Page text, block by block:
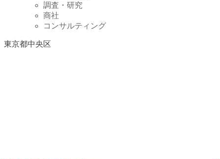
調査・研究
商社
コンサルティング
東京都中央区